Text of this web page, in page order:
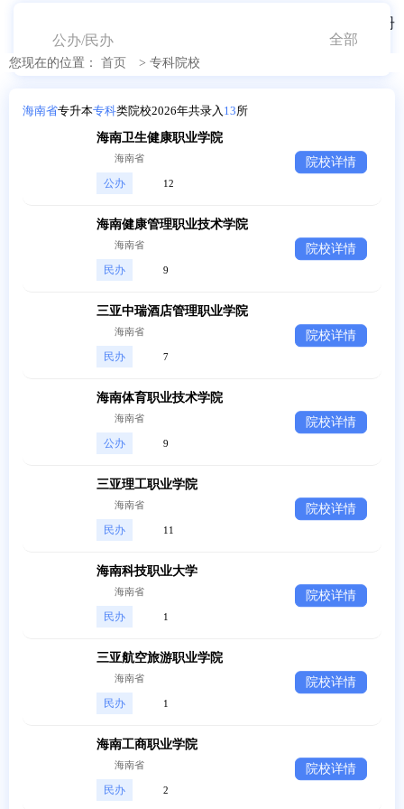
注册
您现在的位置： 首页 > 专科院校
2026年统招专升本考试专科院
公办/民办
海南省专升本专科类院校2026年共录入 13所
海南卫生健康职业学院
海南省
公办 12
院校详情
海南健康管理职业技术学院
海南省
民办 9
院校详情
三亚中瑞酒店管理职业学院
海南省
民办 7
院校详情
海南体育职业技术学院
海南省
公办 9
院校详情
三亚理工职业学院
海南省
民办 11
院校详情
海南科技职业大学
海南省
民办 1
院校详情
三亚航空旅游职业学院
海南省
民办 1
院校详情
海南工商职业学院
海南省
民办 2
院校详情